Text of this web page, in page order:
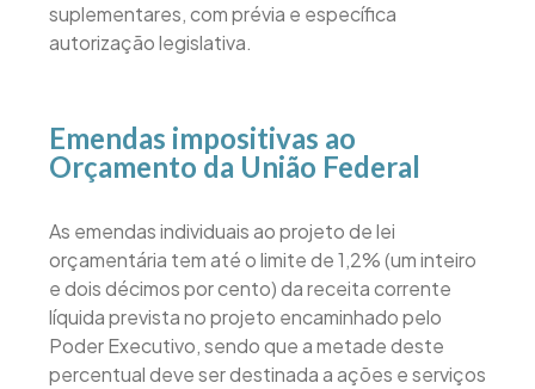
suplementares, com prévia e específica
autorização legislativa.
Emendas impositivas ao
Orçamento da União Federal
As emendas individuais ao projeto de lei
orçamentária tem até o limite de 1,2% (um inteiro
e dois décimos por cento) da receita corrente
líquida prevista no projeto encaminhado pelo
Poder Executivo, sendo que a metade deste
percentual deve ser destinada a ações e serviços